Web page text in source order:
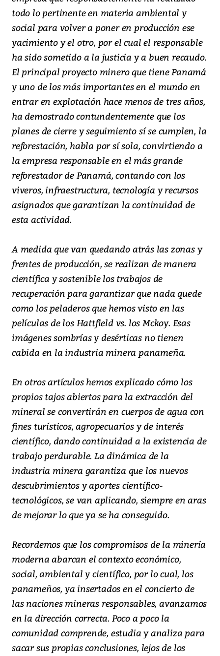
todo lo pertinente en materia ambiental y
social para volver a poner en producción ese
yacimiento y el otro, por el cual el responsable
ha sido sometido a la justicia y a buen recaudo.
El principal proyecto minero que tiene Panamá
y uno de los más importantes en el mundo en
entrar en explotación hace menos de tres años,
ha demostrado contundentemente que los
planes de cierre y seguimiento sí se cumplen, la
reforestación, habla por sí sola, convirtiendo a
la empresa responsable en el más grande
reforestador de Panamá, contando con los
viveros, infraestructura, tecnología y recursos
asignados que garantizan la continuidad de
esta actividad.
A medida que van quedando atrás las zonas y
frentes de producción, se realizan de manera
científica y sostenible los trabajos de
recuperación para garantizar que nada quede
como los peladeros que hemos visto en las
películas de los Hattfield vs. los Mckoy. Esas
imágenes sombrías y desérticas no tienen
cabida en la industria minera panameña.
En otros artículos hemos explicado cómo los
propios tajos abiertos para la extracción del
mineral se convertirán en cuerpos de agua con
fines turísticos, agropecuarios y de interés
científico, dando continuidad a la existencia de
trabajo perdurable. La dinámica de la
industria minera garantiza que los nuevos
descubrimientos y aportes científico-
tecnológicos, se van aplicando, siempre en aras
de mejorar lo que ya se ha conseguido.
Recordemos que los compromisos de la minería
moderna abarcan el contexto económico,
social, ambiental y científico, por lo cual, los
panameños, ya insertados en el concierto de
las naciones mineras responsables, avanzamos
en la dirección correcta. Poco a poco la
comunidad comprende, estudia y analiza para
sacar sus propias conclusiones, lejos de los